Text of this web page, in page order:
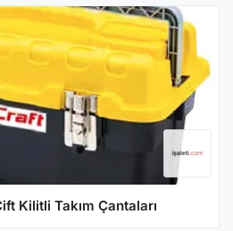
Kilitli Takım Çantaları